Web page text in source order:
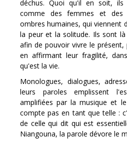
déchus. Quoi qu'il en soit,
comme des femmes et des
ombres humaines, qui viennent
la peur et la solitude. Ils sont
afin de pouvoir vivre le
en affirmant leur fragilité,
qu'est la vie.
Monologues, dialogues,
leurs paroles emplissent
amplifiées par la musique et
compte pas en tant que telle :
de celle qui dit qui est
Niangouna, la parole dévore le